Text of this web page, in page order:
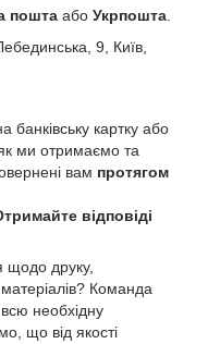
пошта або Укрпошта.
9, Київ,
банківську картку або
ми отримаємо та
вам протягом
відповіді
щодо друку,
Команда
необхідну
що від якості